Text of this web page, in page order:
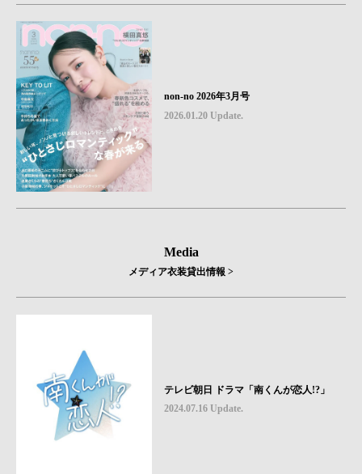
non-no 2026年3月号
2026.01.20 Update.
Media
メディア衣装貸出情報 >
テレビ朝日 ドラマ「南くんが恋人!?」
2024.07.16 Update.